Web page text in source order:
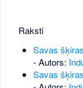
Raksti
Savas
- Autors:
Savas